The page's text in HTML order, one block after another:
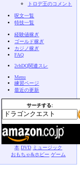
トロデ王のコメント
呪文一覧
特技一覧
経験値稼ぎ
ゴールド稼ぎ
カジノ稼ぎ
FAQ
2chDQ関連スレ
Menu
練習ページ
最近の更新
サーチする:
本 DVD ミュージック
おもちゃ&ホビー ゲーム